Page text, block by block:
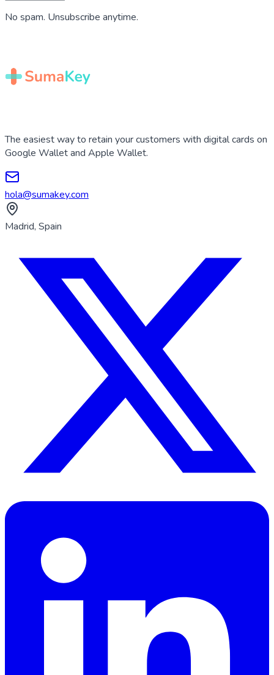
No spam. Unsubscribe anytime.
The easiest way to retain your customers with digital cards on
Google Wallet and Apple Wallet.
hola@sumakey.com
Madrid, Spain